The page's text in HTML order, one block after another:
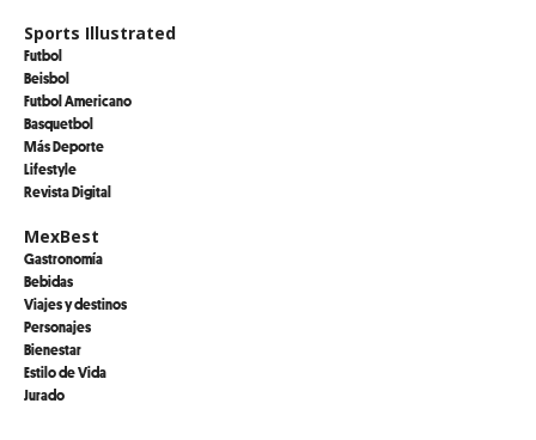
Sports Illustrated
Futbol
Beisbol
Futbol Americano
Basquetbol
Más Deporte
Lifestyle
Revista Digital
MexBest
Gastronomía
Bebidas
Viajes y destinos
Personajes
Bienestar
Estilo de Vida
Jurado